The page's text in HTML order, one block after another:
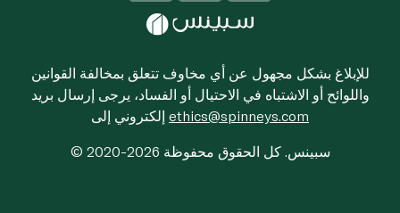
للإبلاغ بشكل مجهول عن أي مخاوف تتعلق بمخالفة القوانين
واللوائح أو الاشتباه في الاحتيال أو الفساد، يرجى إرسال بريد
ethics@spinneys.com
© 2020-2026 سبينس. كل الحقوق محفوظة